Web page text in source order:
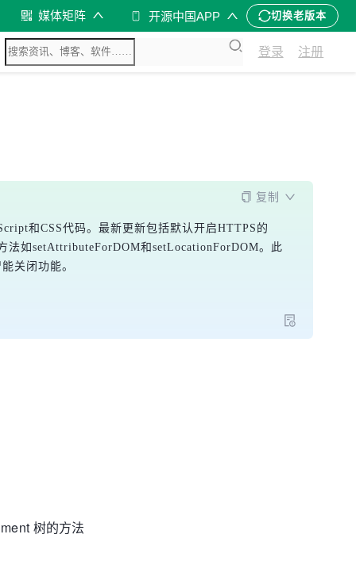
媒体矩阵 开源中国APP 切换老版本
登录 注册
复制
和CSS代码。最新更新包括默认开启HTTPS的
法如setAttributeForDOM和setLocationForDOM。此
关闭功能。
树的方法